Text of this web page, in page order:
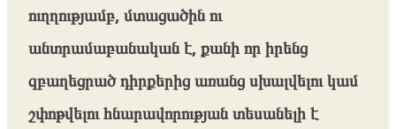
ուղղությամբ, մտացածին ու
անտրամաբանական է, քանի որ իրենց
զբաղեցրած դիրքերից առանց սխալվելու կամ
շփոթվելու հնարավորության տեսանելի է